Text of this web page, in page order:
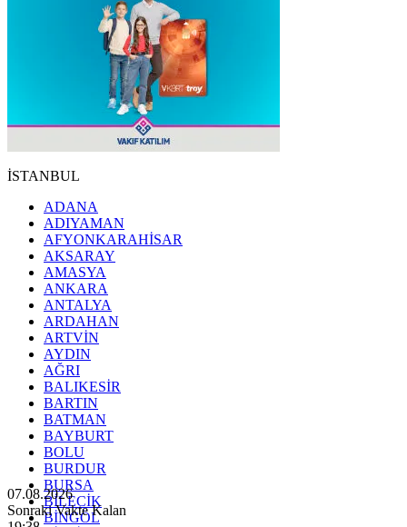
İSTANBUL
ADANA
ADIYAMAN
AFYONKARAHİSAR
AKSARAY
AMASYA
ANKARA
ANTALYA
ARDAHAN
ARTVİN
AYDIN
AĞRI
BALIKESİR
BARTIN
BATMAN
BAYBURT
BOLU
BURDUR
BURSA
BİLECİK
BİNGÖL
07.08.2026
Sonraki Vakte Kalan